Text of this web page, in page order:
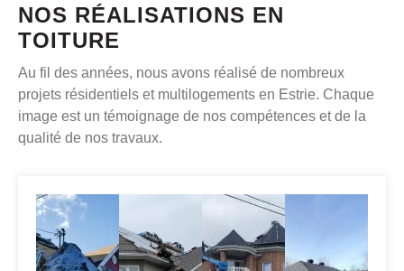
NOS RÉALISATIONS EN
TOITURE
Au fil des années, nous avons réalisé de nombreux
projets résidentiels et multilogements en Estrie. Chaque
image est un témoignage de nos compétences et de la
qualité de nos travaux.